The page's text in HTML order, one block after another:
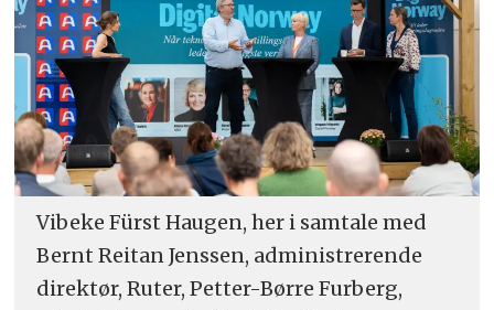
Vibeke Fürst Haugen, her i samtale med
Bernt Reitan Jenssen, administrerende
direktør, Ruter, Petter-Børre Furberg,